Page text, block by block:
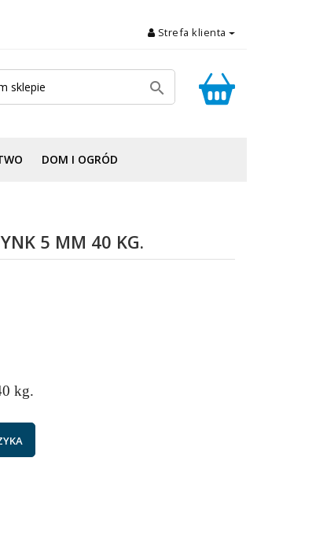
Strefa klienta

DOM I OGRÓD
5 MM 40 KG.
kg.